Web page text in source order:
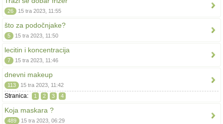
26 15 tra 2023, 11:55
što za podočnjake?
5 15 tra 2023, 11:50
lecitin i koncentracija
7 15 tra 2023, 11:46
dnevni makeup
113 15 tra 2023, 11:42
Stranica: 1 2 3 4
Koja maskara ?
489 15 tra 2023, 06:29